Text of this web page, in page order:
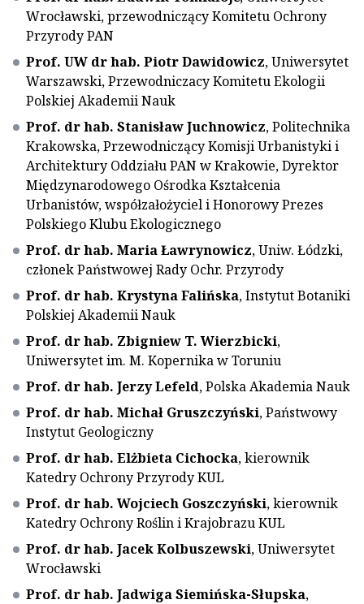
Wrocławski, przewodniczący Komitetu Ochrony
Przyrody PAN
Prof. UW dr hab. Piotr Dawidowicz, Uniwersytet
Warszawski, Przewodniczacy Komitetu Ekologii
Polskiej Akademii Nauk
Prof. dr hab. Stanisław Juchnowicz, Politechnika
Krakowska, Przewodniczący Komisji Urbanistyki i
Architektury Oddziału PAN w Krakowie, Dyrektor
Międzynarodowego Ośrodka Kształcenia
Urbanistów, współzałożyciel i Honorowy Prezes
Polskiego Klubu Ekologicznego
Prof. dr hab. Maria Ławrynowicz, Uniw. Łódzki,
członek Państwowej Rady Ochr. Przyrody
Prof. dr hab. Krystyna Falińska, Instytut Botaniki
Polskiej Akademii Nauk
Prof. dr hab. Zbigniew T. Wierzbicki,
Uniwersytet im. M. Kopernika w Toruniu
Prof. dr hab. Jerzy Lefeld, Polska Akademia Nauk
Prof. dr hab. Michał Gruszczyński, Państwowy
Instytut Geologiczny
Prof. dr hab. Elżbieta Cichocka, kierownik
Katedry Ochrony Przyrody KUL
Prof. dr hab. Wojciech Goszczyński, kierownik
Katedry Ochrony Roślin i Krajobrazu KUL
Prof. dr hab. Jacek Kolbuszewski, Uniwersytet
Wrocławski
Prof. dr hab. Jadwiga Siemińska-Słupska,